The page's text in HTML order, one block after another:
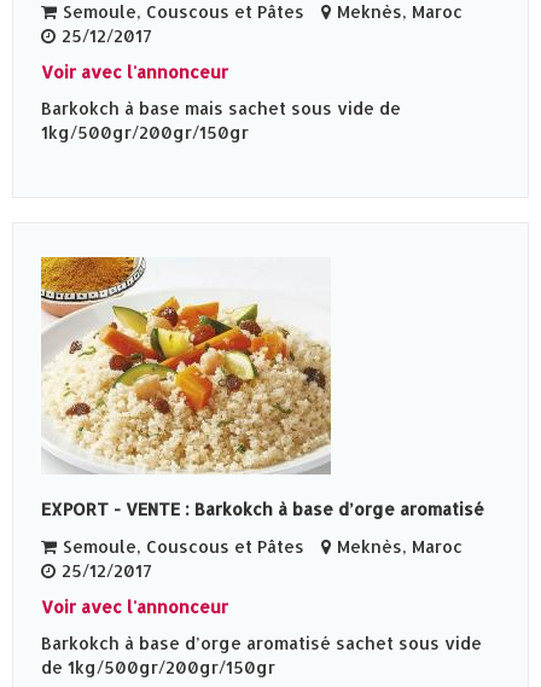
Semoule, Couscous et Pâtes
Meknès‎, Maroc
25/12/2017
Voir avec l'annonceur
Barkokch à base mais sachet sous vide de
1kg/500gr/200gr/150gr
EXPORT - VENTE : Barkokch à base d’orge aromatisé
Semoule, Couscous et Pâtes
Meknès‎, Maroc
25/12/2017
Voir avec l'annonceur
Barkokch à base d’orge aromatisé sachet sous vide
de 1kg/500gr/200gr/150gr